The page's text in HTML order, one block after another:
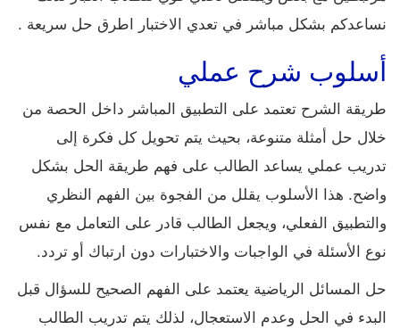
نساعدكم بشكل مباشر في تعدي الاختبار اطرق حل سريعة .
أسلوب شرح عملي
طريقة الشرح تعتمد على التطبيق المباشر داخل الحصة من
خلال حل أمثلة متنوعة، بحيث يتم تحويل كل فكرة إلى
تدريب عملي يساعد الطالب على فهم طريقة الحل بشكل
واضح. هذا الأسلوب يقلل من الفجوة بين الفهم النظري
والتطبيق الفعلي، ويجعل الطالب قادر على التعامل مع نفس
نوع الأسئلة في الواجبات والاختبارات دون ارتباك أو تردد.
حل المسائل الرياضية يعتمد على الفهم الصحيح للسؤال قبل
البدء في الحل وعدم الاستعجال، لذلك يتم تدريب الطالب